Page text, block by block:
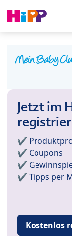
Jetzt im
✔️
✔️ Coupons
✔️
✔️ Tipps per
Kostenlos